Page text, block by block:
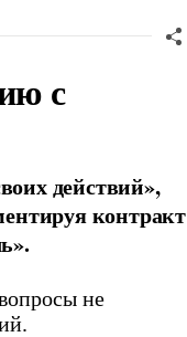
с
действий»,
контракт
не